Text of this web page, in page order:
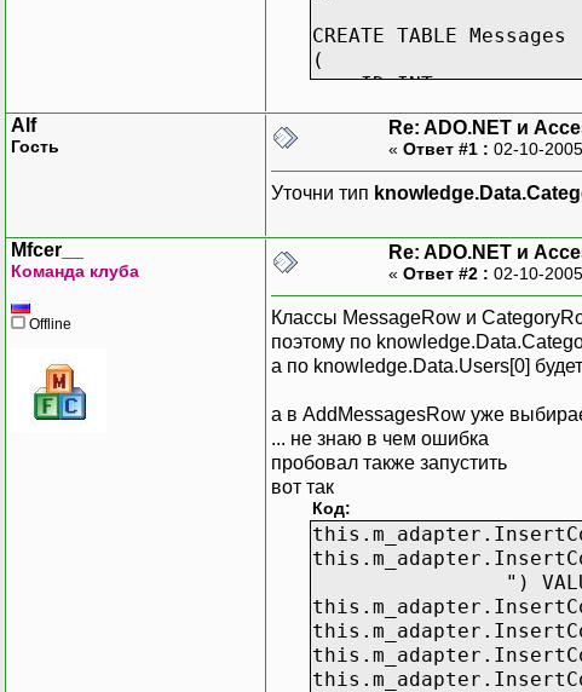
CREATE TABLE Messages
(
ID INT,
CategoryID INT,
UserID INT,
PRIMARY KEY (ID),
FOREIGN KEY
Alf
Гость
Re: ADO.NET и
« Ответ #1 : 02-10-
Уточни тип
Mfcer__
Команда клуба
Offline
Re: ADO.NET и
« Ответ #2 : 02-10-
Классы MessageRow и
поэтому по
а по knowledge.Data.Users[0]
а в AddMessagesRow уже
... не знаю в чем ошибка
пробовал также запустить
вот так
Код:
") VALUES